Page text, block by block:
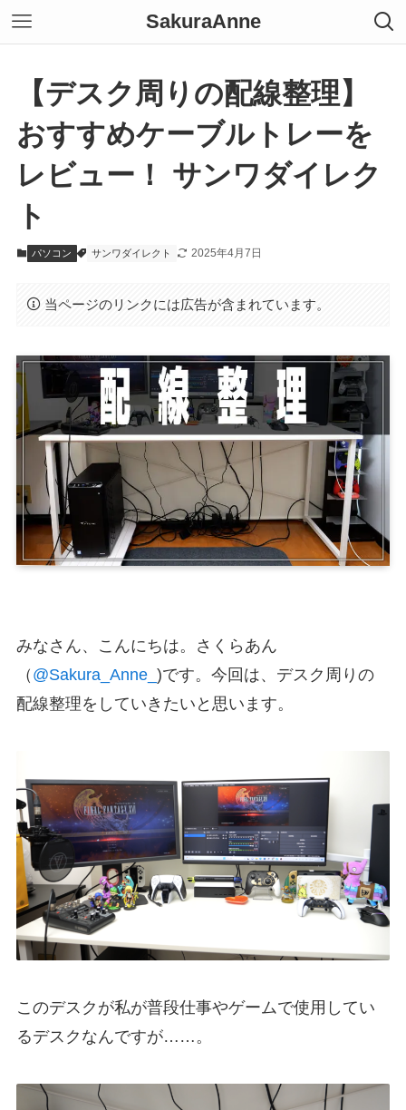
SakuraAnne
【デスク周りの配線整理】
おすすめケーブルトレーを
レビュー！ サンワダイレク
ト
パソコン サンワダイレクト 2025年4月7日
当ページのリンクには広告が含まれています。
みなさん、こんにちは。さくらあん
（ @Sakura_Anne_ )です。今回は、デスク周りの
配線整理をしていきたいと思います。
このデスクが私が普段仕事やゲームで使用してい
るデスクなんですが……。